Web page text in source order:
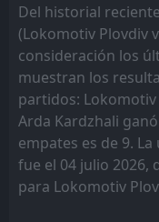
Del historial
(Lokomotiv Plovdiv
consideración los
muestran los
partidos:
Arda Kardzhali
empates es de 9.
fue el 04 julio 2026,
para Lokomotiv